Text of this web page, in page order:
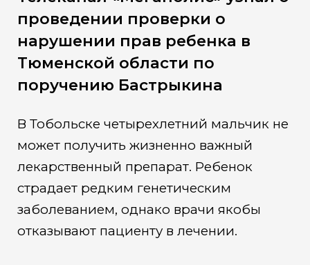
проведении проверки о
нарушении прав ребенка в
Тюменской области по
поручению Бастрыкина
В Тобольске четырехлетний мальчик не
может получить жизненно важный
лекарственный препарат. Ребенок
страдает редким генетическим
заболеванием, однако врачи якобы
отказывают пациенту в лечении.